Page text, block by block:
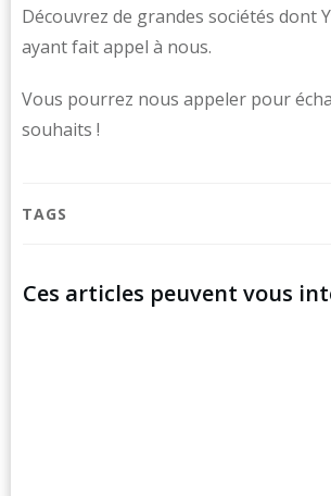
Découvrez de grandes sociétés dont
ayant fait appel à nous.
Vous pourrez nous appeler pour
souhaits !
TAGS
Ces articles peuvent vous